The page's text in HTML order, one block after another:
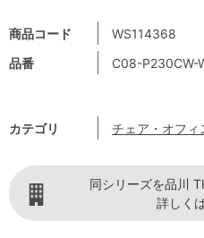
商品コード
WS114368
品番
C08-P230CW-
カテゴリ チェア・オフィ
同シリーズを品川
詳しく